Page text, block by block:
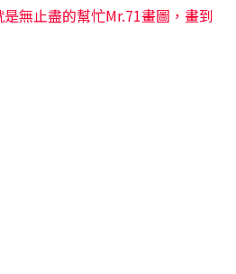
無止盡的幫忙Mr.71畫圖，畫到